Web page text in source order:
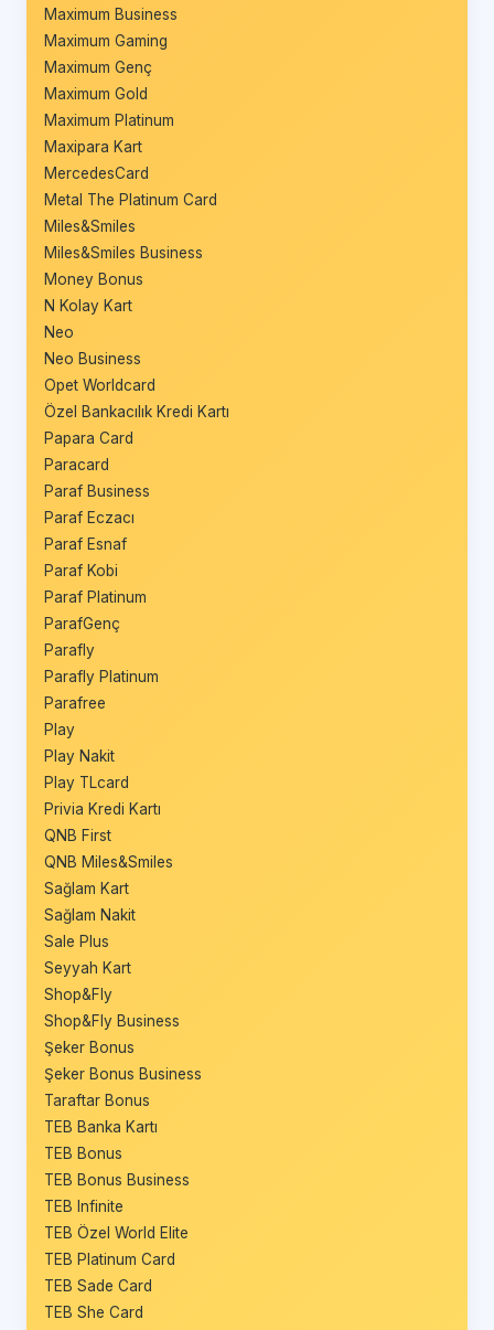
Maximum Business
Maximum Gaming
Maximum Genç
Maximum Gold
Maximum Platinum
Maxipara Kart
MercedesCard
Metal The Platinum Card
Miles&Smiles
Miles&Smiles Business
Money Bonus
N Kolay Kart
Neo
Neo Business
Opet Worldcard
Özel Bankacılık Kredi Kartı
Papara Card
Paracard
Paraf Business
Paraf Eczacı
Paraf Esnaf
Paraf Kobi
Paraf Platinum
ParafGenç
Parafly
Parafly Platinum
Parafree
Play
Play Nakit
Play TLcard
Privia Kredi Kartı
QNB First
QNB Miles&Smiles
Sağlam Kart
Sağlam Nakit
Sale Plus
Seyyah Kart
Shop&Fly
Shop&Fly Business
Şeker Bonus
Şeker Bonus Business
Taraftar Bonus
TEB Banka Kartı
TEB Bonus
TEB Bonus Business
TEB Infinite
TEB Özel World Elite
TEB Platinum Card
TEB Sade Card
TEB She Card